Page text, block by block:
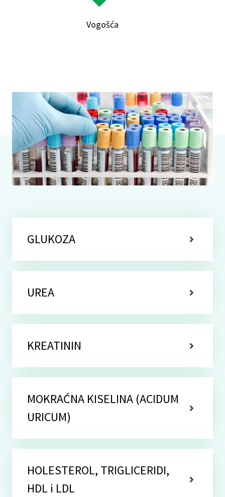
Vogošća
GLUKOZA
UREA
KREATININ
MOKRAĆNA KISELINA (ACIDUM
URICUM)
HOLESTEROL, TRIGLICERIDI,
HDL i LDL